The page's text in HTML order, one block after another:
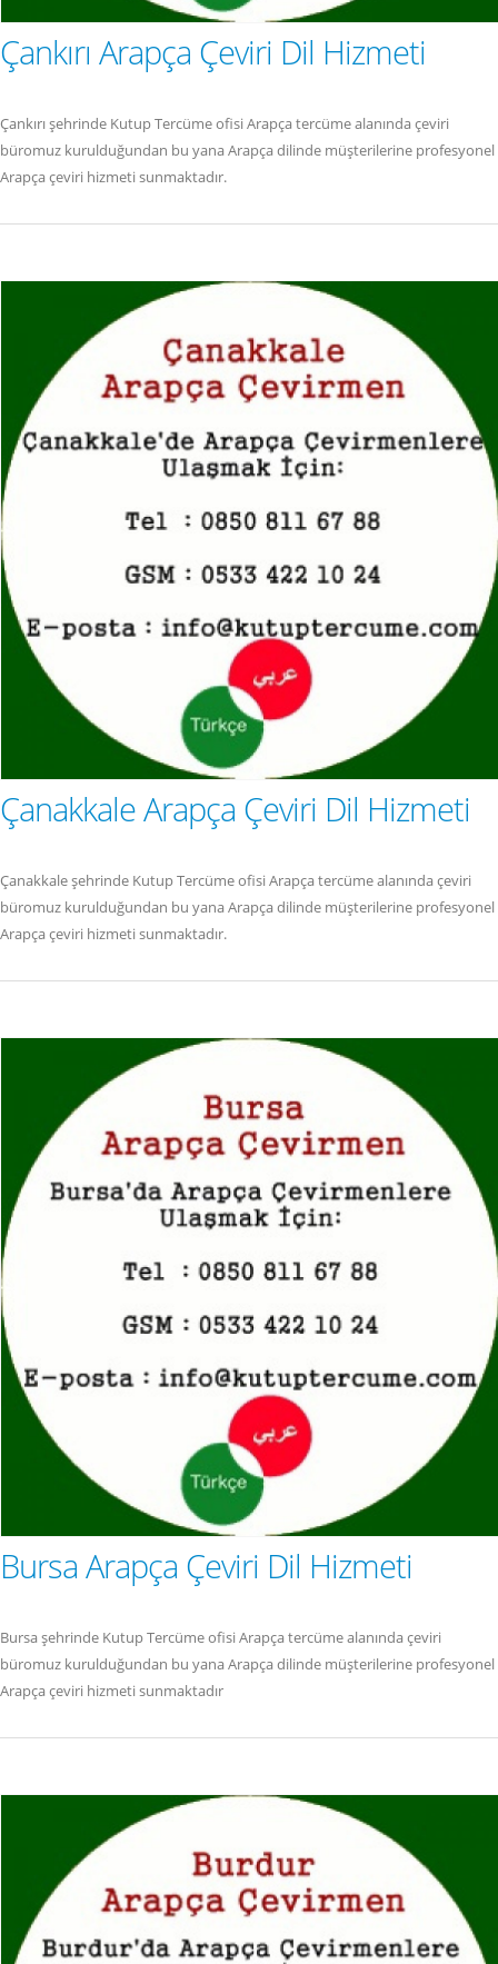
Çankırı Arapça Çeviri Dil Hizmeti
Çankırı şehrinde Kutup Tercüme ofisi Arapça tercüme alanında çeviri
büromuz kurulduğundan bu yana Arapça dilinde müşterilerine profesyonel
Arapça çeviri hizmeti sunmaktadır.
Çanakkale Arapça Çeviri Dil Hizmeti
Çanakkale şehrinde Kutup Tercüme ofisi Arapça tercüme alanında çeviri
büromuz kurulduğundan bu yana Arapça dilinde müşterilerine profesyonel
Arapça çeviri hizmeti sunmaktadır.
Bursa Arapça Çeviri Dil Hizmeti
Bursa şehrinde Kutup Tercüme ofisi Arapça tercüme alanında çeviri
büromuz kurulduğundan bu yana Arapça dilinde müşterilerine profesyonel
Arapça çeviri hizmeti sunmaktadır